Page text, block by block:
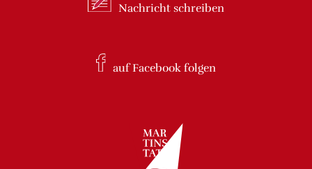
Nachricht schreiben
auf Facebookfolgen